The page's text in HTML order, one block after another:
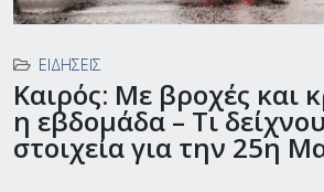
ΕΙΔΉΣΕΙΣ
Καιρός: Με βροχές και
η εβδομάδα – Τι
στοιχεία για την 25η